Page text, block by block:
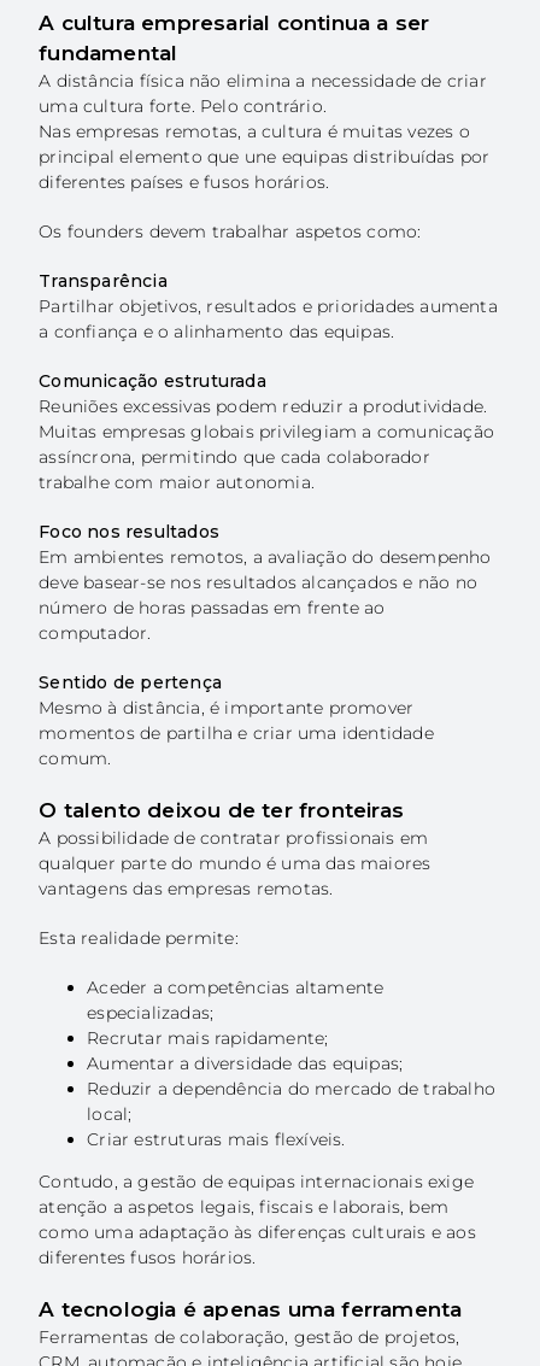
A cultura empresarial continua a ser
fundamental
A distância física não elimina a necessidade de criar
uma cultura forte. Pelo contrário.
Nas empresas remotas, a cultura é muitas vezes o
principal elemento que une equipas distribuídas por
diferentes países e fusos horários.
Os founders devem trabalhar aspetos como:
Transparência
Partilhar objetivos, resultados e prioridades aumenta
a confiança e o alinhamento das equipas.
Comunicação estruturada
Reuniões excessivas podem reduzir a produtividade.
Muitas empresas globais privilegiam a comunicação
assíncrona, permitindo que cada colaborador
trabalhe com maior autonomia.
Foco nos resultados
Em ambientes remotos, a avaliação do desempenho
deve basear-se nos resultados alcançados e não no
número de horas passadas em frente ao
computador.
Sentido de pertença
Mesmo à distância, é importante promover
momentos de partilha e criar uma identidade
comum.
O talento deixou de ter fronteiras
A possibilidade de contratar profissionais em
qualquer parte do mundo é uma das maiores
vantagens das empresas remotas.
Esta realidade permite:
Aceder a competências altamente
especializadas;
Recrutar mais rapidamente;
Aumentar a diversidade das equipas;
Reduzir a dependência do mercado de trabalho
local;
Criar estruturas mais flexíveis.
Contudo, a gestão de equipas internacionais exige
atenção a aspetos legais, fiscais e laborais, bem
como uma adaptação às diferenças culturais e aos
diferentes fusos horários.
A tecnologia é apenas uma ferramenta
Ferramentas de colaboração, gestão de projetos,